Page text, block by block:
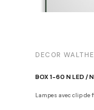
DECOR
BOX 1-60 N LED /
Lampes avec clip